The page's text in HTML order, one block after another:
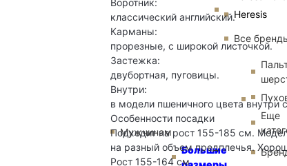
Мужчинам
Heresis
Все
Большие
Еще
Воротник:
классический английский.
Карманы:
прорезные, с широкой листочкой.
Застежка:
двубортная, пуговицы.
Внутри:
в модели пшеничного цвета внутри
Особенности посадки
Подходит на рост 155-185 см.
на разный объем предплечья.
Рост 155-164 см